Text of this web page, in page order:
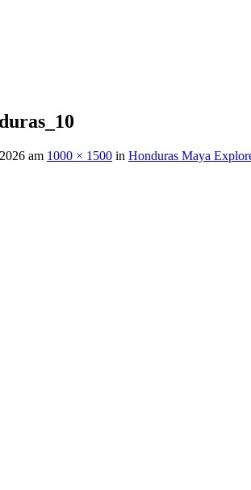
am 1000 × 1500 in Honduras Maya